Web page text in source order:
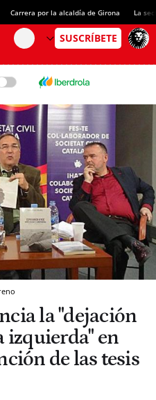
Carrera por la alcaldía de Girona La
la "dejación
izquierda" en
de las tesis